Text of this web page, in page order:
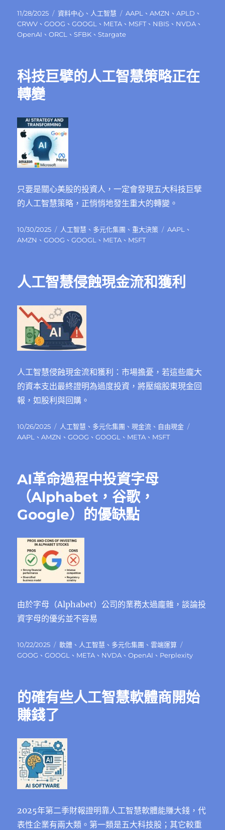
發
佈
日
11/28/2025
分
類
資料中心 、 人工智慧
標
籤
AAPL 、AMZN 、APLD 、
CRWV 、GOOG 、GOOGL 、 META 、 MSFT、 NBIS 、 NVDA 、
OpenAI 、ORCL 、SFBK 、Stargate
科技巨擘的人工智慧策略正在
轉變
只要是關心美股的投資人，一定會發現五大科技巨擘
的人工智慧策略，正悄悄地發生重大的轉變。
發
佈
10/30/2025
分
類
人工智慧 、 多元化集團 、重大決策
標
AAPL
、
AMZN 、GOOG 、GOOGL 、 META 、 MSFT
人工智慧侵蝕現金流和獲利
人工智慧侵蝕現金流和獲利：市場擔憂，若這些龐大
的資本支出最終證明為過度投資，將壓縮股東現金回
報，如股利與回購。
發
佈
10/26/2025
分
類
人工智慧 、 多元化集團 、現金流 、 自由現金
AAPL 、AMZN 、GOOG 、GOOGL 、 META 、 MSFT
AI革命過程中投資字母
（Alphabet，谷歌，
Google）的優缺點
由於字母（Alphabet）公司的業務太過龐雜，談論投
資字母的優劣並不容易
發
佈
10/22/2025
分
類
軟體 、 人工智慧 、 多元化集團 、雲端運算
籤
GOOG 、GOOGL 、 META 、 NVDA 、OpenAI 、 Perplexity
的確有些人工智慧軟體商開始
賺錢了
2025年第二季財報證明靠人工智慧軟體能賺大錢，代
表性企業有兩大類。第一類是五大科技股；其它較重